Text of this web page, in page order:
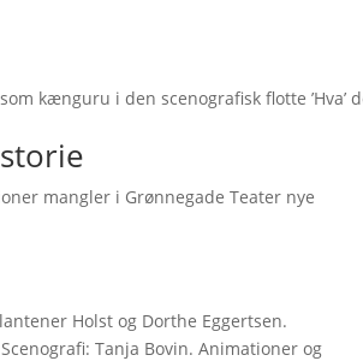
kænguru i den scenografisk flotte ’Hva’
mangler i Grønnegade Teater nye
Holst og Dorthe Eggertsen.
Tanja Bovin. Animationer og